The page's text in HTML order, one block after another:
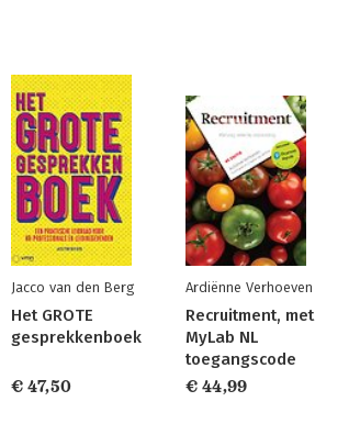
Jacco van den Berg
Het GROTE
gesprekkenboek
€ 47,50
Ardiënne Verhoeven
Recruitment, met
MyLab NL
toegangscode
€ 44,99